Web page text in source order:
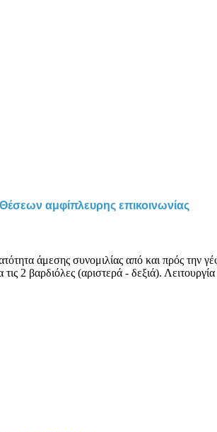
αμφίπλευρης επικοινωνίας
άμεσης συνομιλίας από και πρός
2 βαρδιόλες (αριστερά - δεξιά).